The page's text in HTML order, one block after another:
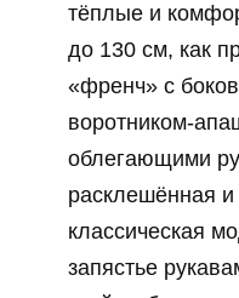
тёплые и
до 130 см, как
«френч» с
воротником-
облегающими
расклешённая
классическая
запястье